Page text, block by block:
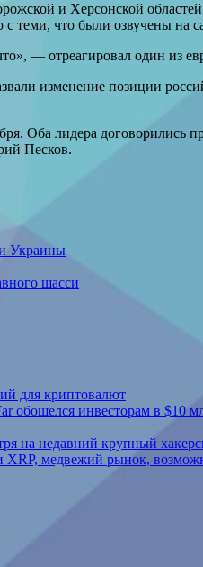
и Херсонской
что были озвучены на
— отреагировал один из
изменение позиции
Оба лидера договорились
Песков.
Украины
шасси
для криптовалют
обошелся инвесторам в $10
на недавний крупный
медвежий рынок,